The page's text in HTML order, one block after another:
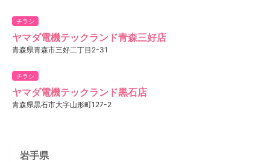
チラシ
ヤマダ電機テックランド青森三好店
青森県青森市三好二丁目2-31
チラシ
ヤマダ電機テックランド黒石店
青森県黒石市大字山形町127-2
岩手県